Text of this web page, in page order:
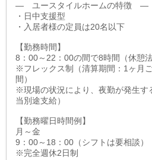
― ユースタイルホームの特徴 ―
・日中支援型
・入居者様の定員は20名以下
【勤務時間】
8：00～22：00の間で8時間（休憩法
※フレックス制（清算期間：1ヶ月
間）
※現場の状況により、夜勤が発生す
当別途支給）
【勤務曜日時間例】
月～金
9：00～18：00（シフトは要相談）
※完全週休2日制